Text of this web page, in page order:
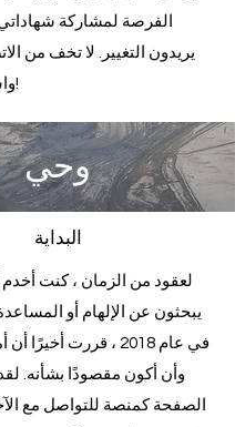
الفرصة لمشاركة
يريدون التغيير. لا تخف من
واستمتع بالمنظر!
وحي
البداية
لعقود من الزمان ، كنت أخدم
يبحثون عن الإلهام أو
في عام 2018 ، قررت
وأن أكون مقصودًا بشأنه.
الصفحة كمنصة للتواصل مع